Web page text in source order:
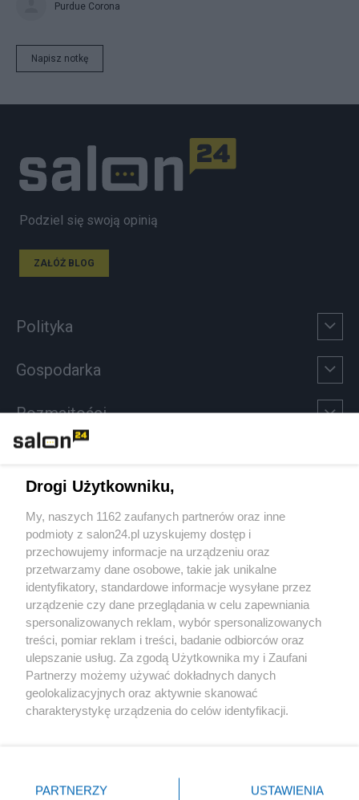
Purdue Corona
Napisz notkę
Podziel się swoją opinią
ZAŁÓŻ BLOG
Polityka
Gospodarka
Rozmaitości
Sport
Społeczeństwo
Kultura
X Facebook Instagram Youtube
Drogi Użytkowniku,
My, naszych 1162 zaufanych partnerów oraz inne
podmioty z salon24.pl uzyskujemy dostęp i
przechowujemy informacje na urządzeniu oraz
przetwarzamy dane osobowe, takie jak unikalne
identyfikatory, standardowe informacje wysyłane przez
urządzenie czy dane przeglądania w celu zapewniania
spersonalizowanych reklam, wybór spersonalizowanych
treści, pomiar reklam i treści, badanie odbiorców oraz
ulepszanie usług. Za zgodą Użytkownika my i Zaufani
Partnerzy możemy używać dokładnych danych
geolokalizacyjnych oraz aktywnie skanować
charakterystykę urządzenia do celów identyfikacji.
zmienić/wycofać klikając przycisk ustawień prywatności
PARTNERZY USTAWIENIA